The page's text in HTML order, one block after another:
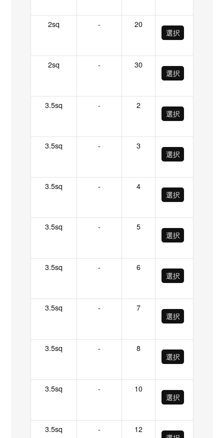
2sq -
20
選択
2sq -
30
選択
3.5sq -
2
選択
3.5sq -
3
選択
3.5sq -
4
選択
3.5sq -
5
選択
3.5sq -
6
選択
3.5sq -
7
選択
3.5sq -
8
選択
3.5sq -
10
選択
3.5sq -
12